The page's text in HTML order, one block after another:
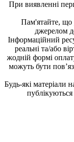
При виявленні
Пам'ятайте, що
джерелом
Інформаційний
реальні та/або
жодній формі
можуть бути
Будь-які матеріали